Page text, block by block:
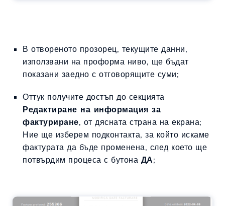
В отвореното прозорец, текущите данни,
използвани на проформа ниво, ще бъдат
показани заедно с отговорящите суми;
Оттук получите достъп до секцията
Редактиране на информация за
фактуриране, от дясната страна на екрана;
Ние ще изберем подконтакта, за който искаме
фактурата да бъде променена, след което ще
потвърдим процеса с бутона ДА;